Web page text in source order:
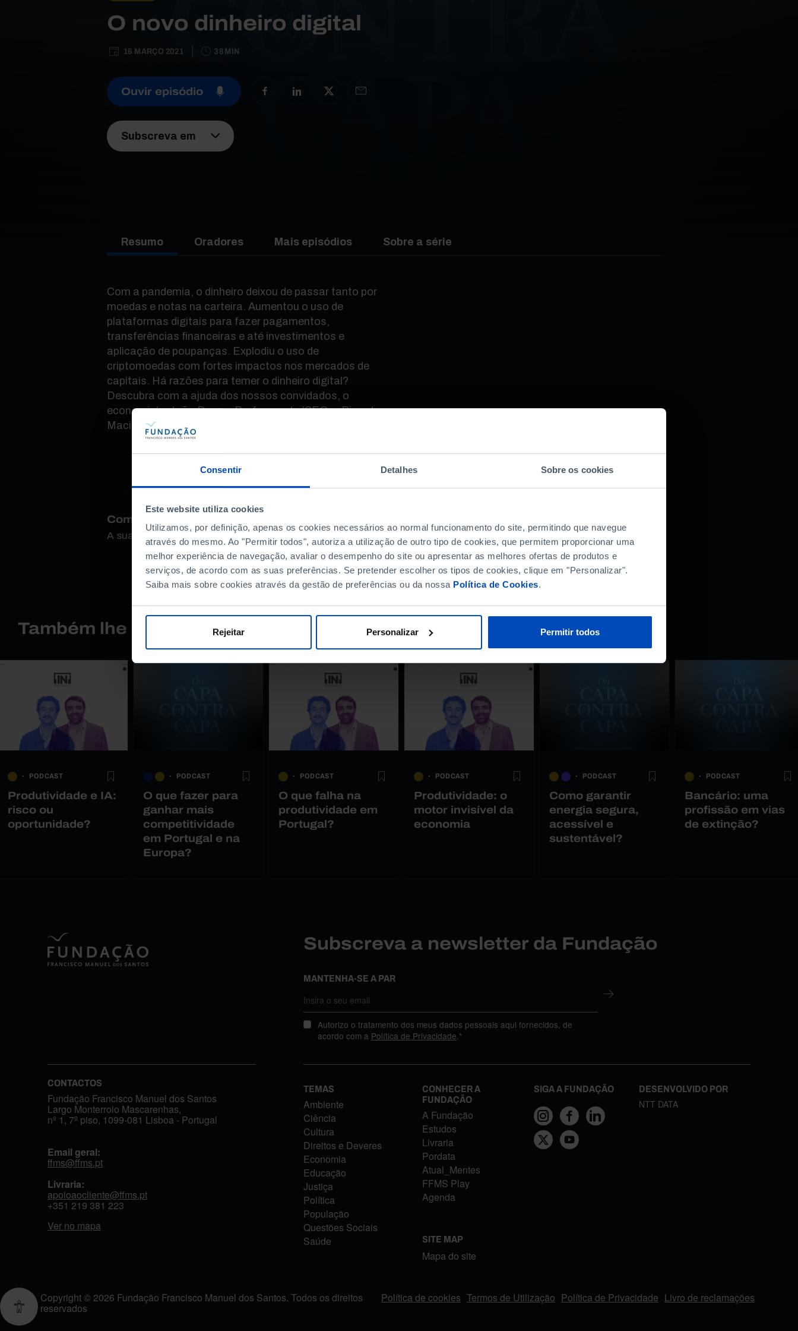
Consentir Detalhes Sobre os cookies
Este website utiliza cookies
Utilizamos, por definição, apenas os cookies necessários ao normal funcionamento do site, permitindo que navegue
através do mesmo. Ao "Permitir todos", autoriza a utilização de outro tipo de cookies, que permitem proporcionar uma
melhor experiência de navegação, avaliar o desempenho do site ou apresentar as melhores ofertas de produtos e
serviços, de acordo com as suas preferências. Se pretender escolher os tipos de cookies, clique em "Personalizar".
Saiba mais sobre cookies através da gestão de preferências ou da nossa Política de Cookies.
Rejeitar Personalizar Permitir todos
O novo dinheiro digital
16 MARÇO 2021 38 MIN
Ouvir episódio
Subscreva em
Resumo Oradores Mais episódios Sobre a série
Com a pandemia, o dinheiro deixou de passar tanto por
moedas e notas na carteira. Aumentou o uso de
plataformas digitais para fazer pagamentos,
transferências financeiras e até investimentos e
aplicação de poupanças. Explodiu o uso de
criptomoedas com fortes impactos nos mercados de
capitais. ​Há razões para temer o dinheiro digital?
Descubra com a ajuda dos nossos convidados, o
economista João Duque, Professor do ISEG; e Ricardo
Macieira, Growth Manager da Revolut em Portugal.
Como avalia este conteúdo?
A sua opinião é importante.
Também lhe pode interessar
PODCAST
Produtividade e IA:
risco ou
oportunidade?
PODCAST
O que fazer para
ganhar mais
competitividade
em Portugal e na
Europa?
PODCAST
O que falha na
produtividade em
Portugal?
PODCAST
Produtividade: o
motor invisível da
economia
PODCAST
Como garantir
energia segura,
acessível e
sustentável?
PODCAST
Bancário: uma
profissão em vias
de extinção?
Subscreva a newsletter da Fundação
MANTENHA-SE A PAR
Autorizo o tratamento dos meus dados pessoais aqui fornecidos, de
acordo com a Política de Privacidade .*
CONTACTOS
Fundação Francisco Manuel dos Santos
Largo Monterroio Mascarenhas,
nº 1, 7º piso, 1099-081 Lisboa - Portugal
Email geral:
ffms@ffms.pt
Livraria:
apoioaocliente@ffms.pt
+351 219 381 223
Ver no mapa
TEMAS
Ambiente
Ciência
Cultura
Direitos e Deveres
Economia
Educação
Justiça
Política
População
Questões Sociais
Saúde
CONHECER A
FUNDAÇÃO
A Fundação
Estudos
Livraria
Pordata
Atual_Mentes
FFMS Play
Agenda
SITE MAP
Mapa do site
SIGA A FUNDAÇÃO DESENVOLVIDO POR
NTT DATA
Copyright © 2026 Fundação Francisco Manuel dos Santos. Todos os direitos
reservados
FOOTER MENU
Política de cookies Termos de Utilização Política de Privacidade Livro de reclamações